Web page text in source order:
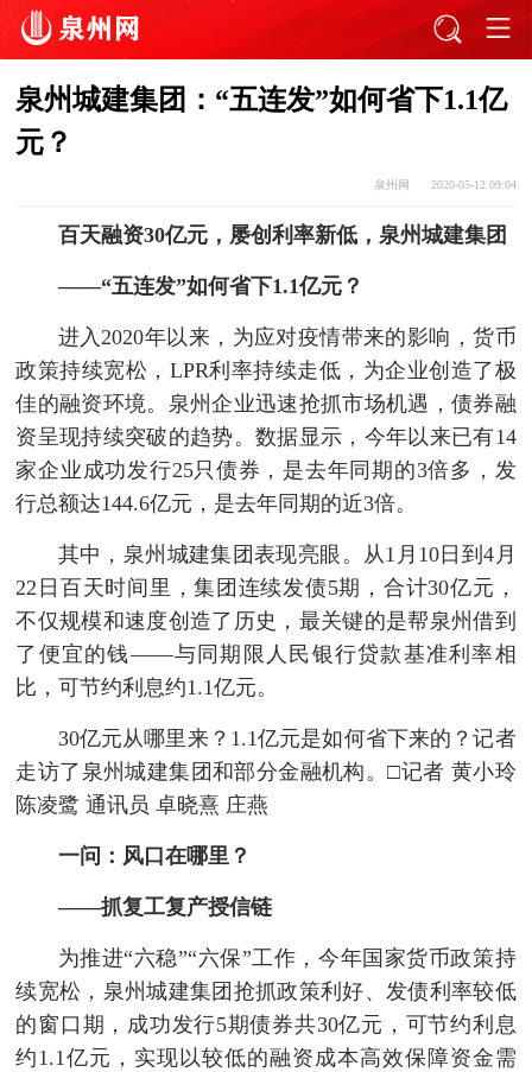
泉州城建集团：“五连发”如何省下1.1亿
元？
泉州网 2020-05-12 09:04
百天融资30亿元，屡创利率新低，泉州城建集团
——“五连发”如何省下1.1亿元？
进入2020年以来，为应对疫情带来的影响，货币
政策持续宽松，LPR利率持续走低，为企业创造了极
佳的融资环境。泉州企业迅速抢抓市场机遇，债券融
资呈现持续突破的趋势。数据显示，今年以来已有14
家企业成功发行25只债券，是去年同期的3倍多，发
行总额达144.6亿元，是去年同期的近3倍。
其中，泉州城建集团表现亮眼。从1月10日到4月
22日百天时间里，集团连续发债5期，合计30亿元，
不仅规模和速度创造了历史，最关键的是帮泉州借到
了便宜的钱——与同期限人民银行贷款基准利率相
比，可节约利息约1.1亿元。
30亿元从哪里来？1.1亿元是如何省下来的？记者
走访了泉州城建集团和部分金融机构。□记者 黄小玲
陈凌鹭 通讯员 卓晓熹 庄燕
一问：风口在哪里？
——抓复工复产授信链
为推进“六稳”“六保”工作，今年国家货币政策持
续宽松，泉州城建集团抢抓政策利好、发债利率较低
的窗口期，成功发行5期债券共30亿元，可节约利息
约1.1亿元，实现以较低的融资成本高效保障资金需